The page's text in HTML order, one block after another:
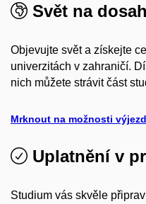
Svět na
Objevujte svět a získejte
univerzitách v zahraničí.
nich můžete strávit část
Mrknout na možnosti
Uplatnění v
Studium vás skvěle